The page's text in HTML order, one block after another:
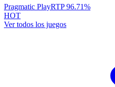
Pragmatic PlayRTP96.71%
HOT
Ver todos los juegos